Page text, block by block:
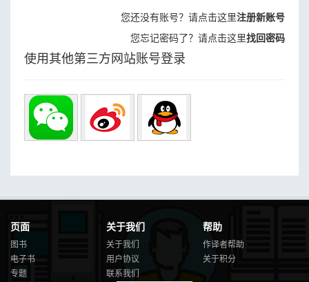
您还没有账号？请点击这里注册新账号
您忘记密码了？请点击这里找回密码
使用其他第三方网站账号登录
页面
图书
电子书
专题
关于我们
关于我们
用户协议
联系我们
帮助
作译者帮助
关于积分